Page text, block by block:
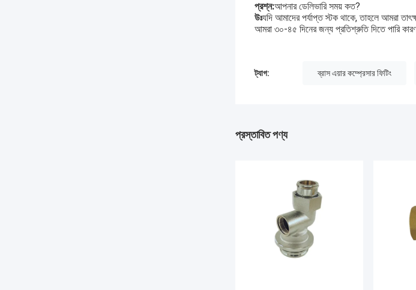
প্রশ্ন:আপনার ডেলিভারি সময় কত?
উঃযদি আমাদের পর্যাপ্ত স্টক থাকে, তাহলে আমরা
আমরা ৩০-৪৫ দিনের জন্য প্রতিশ্রুতি দিতে পারি
ট্যাগ: ব্রাস এয়ার কম্প্রেসার ফিটিং
প্রস্তাবিত পণ্য